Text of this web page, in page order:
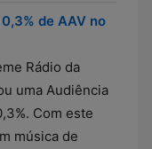
de AAV no
Rádio da
uma Audiência
Com este
música de